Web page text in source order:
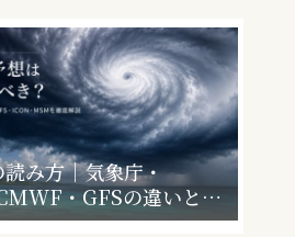
み方｜気象庁・
・GFSの違いと、
社・学校はどうなるか